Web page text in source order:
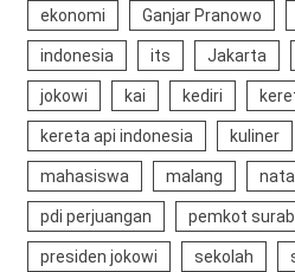
ekonomi Ganjar Pranowo
indonesia its Jakarta
jokowi kai kediri
kereta api indonesia kuliner
mahasiswa malang natal
pdi perjuangan pemkot
presiden jokowi sekolah